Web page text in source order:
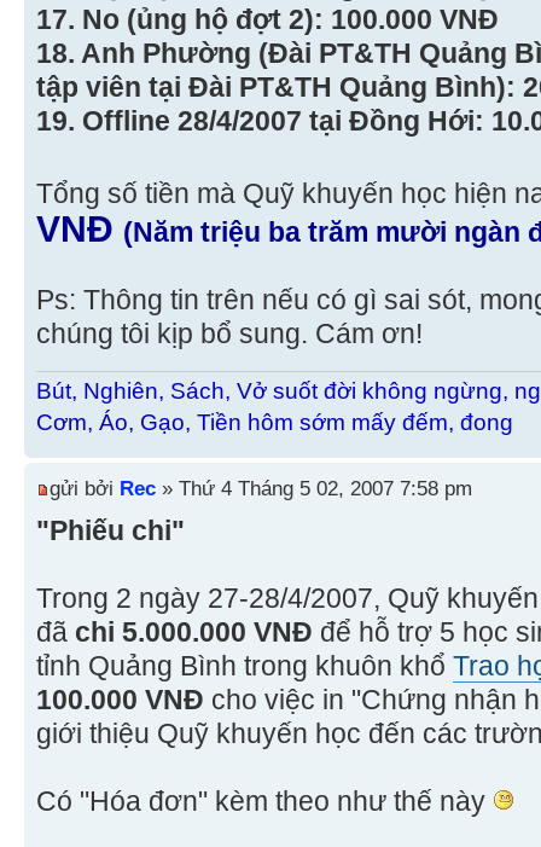
17. No (ủng hộ đợt 2): 100.000 VNĐ
18. Anh Phường (Đài PT&TH Quảng
tập viên tại Đài PT&TH Quảng Bình):
19. Offline 28/4/2007 tại Đồng Hới:
Tổng số tiền mà Quỹ khuyến học hiện
VNĐ (Năm triệu ba trăm mười ngàn
Ps: Thông tin trên nếu có gì sai sót,
chúng tôi kịp bổ sung. Cám ơn!
Bút, Nghiên, Sách, Vở suốt đời không ngừng,
Cơm, Áo, Gạo, Tiền hôm sớm mấy đếm, đong
gửi bởi Rec » Thứ 4 Tháng 5 02, 2007 7:58 pm
"Phiếu chi"
Trong 2 ngày 27-28/4/2007, Quỹ
đã chi 5.000.000 VNĐ để hỗ trợ 5 học
tỉnh Quảng Bình trong khuôn khổ Trao
100.000 VNĐ cho việc in "Chứng nhận
giới thiệu Quỹ khuyến học đến các
Có "Hóa đơn" kèm theo như thế này